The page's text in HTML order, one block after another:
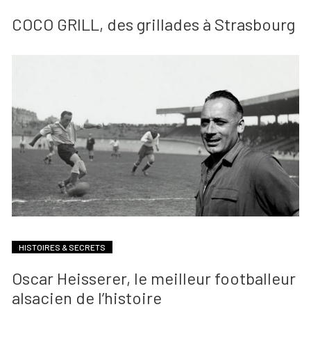
COCO GRILL, des grillades à Strasbourg
HISTOIRES & SECRETS
Oscar Heisserer, le meilleur footballeur
alsacien de l’histoire